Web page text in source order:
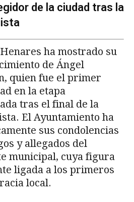
de la ciudad tras la
ha mostrado su
de Ángel
quien fue el primer
en la etapa
tras el final de la
El Ayuntamiento ha
sus condolencias
y allegados del
municipal, cuya figura
ligada a los primeros
local.